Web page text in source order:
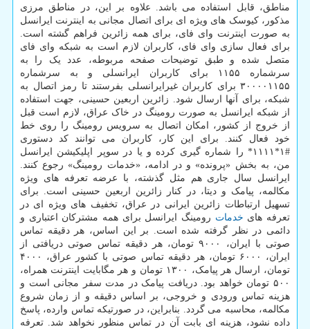
مناطق، قابل استفاده می باشد. علاوه بر این، در مناطق مرزی
مذکور، کیوسک های ویژه ای برای اتصال مجانی به اینترنت ایرانسل
به صورت اینترنت وای فای، برای همه زائرین فراهم گشته است.
برای فعال سازی وای فای، کاربران لازم است به شبکه وای فای
متصل شده و طبق توضیحات صفحه مربوطه، عدد یک را به
سرشماره ۱۱۵۵ برای کاربران ایرانسلی و به سرشماره
۳۰۰۰۰۱۱۵۵ برای کاربران غیرایرانسلی بفرستند تا رمز اتصال به
شبکه، برای آنها ارسال شود. زائرین اربعین حسینی، جهت استفاده
از شبکه ایرانسل به صورت رومینگ در خاک عراق، لازم است قبل
از خروج از کشور، امکان اتصال به سرویس رومینگ را روی خط
خود فعال کنند. برای این کار، کاربران می توانند کد دستوری
#۱*۱۱۱۱* را شماره گیری کرده و یا در سوپر اپلیکیشن ایرانسل
من، به بخش «پرونده» و در ادامه، «خدمات رومینگ» رجوع کنند.
ایرانسل سال جاری هم مثل گذشته، با عرضه تعرفه های ویژه
مکالمه، پیامک و دیتا، در کنار زائرین اربعین حسینی است. برای
تسهیل ارتباطات زائرین ایرانی در عراق، تخفیف های ویژه ای در
تعرفه های خدمات رومینگ ایرانسل برای همه مشترکان اعتباری و
دائمی در نظر گرفته شده است. بر این اساس، هر دقیقه تماس
صوتی با ایران، ۹۰۰۰ تومان، هر دقیقه تماس صوتی دریافتی از
ایران، ۶۰۰۰ تومان، هر دقیقه تماس صوتی با کشور عراق، ۴۰۰۰
تومان، ارسال هر پیامک، ۱۳۰۰ تومان و هر مگابایت اینترنت همراه،
۵۰۰ تومان خواهد بود. دریافت پیامک در مدت سفر مجانی است و
هزینه تماس ورودی و خروجی، بر اساس دقیقه و از زمان شروع
مکالمه، محاسبه می گردد. بنابراین، در صورتیکه تماس وارده، پاسخ
داده نشود، هزینه ای بابت آن در تماس منظور نخواهد شد. تعرفه